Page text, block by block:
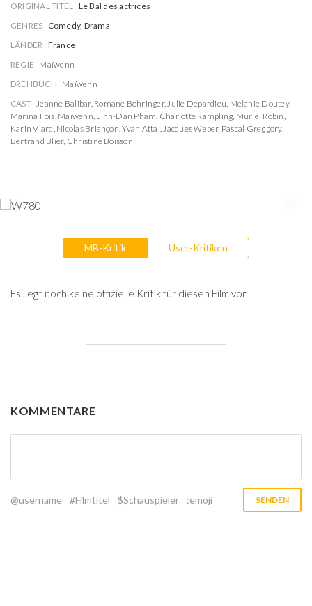
ORIGINAL TITEL Le Bal des actrices
GENRES Comedy, Drama
LÄNDER France
REGIE Maïwenn
DREHBUCH Maïwenn
CAST Jeanne Balibar, Romane Bohringer,Julie Depardieu, Mélanie Doutey,
Marina Foïs, Maïwenn, Linh-Dan Pham, Charlotte Rampling, Muriel Robin,
Karin Viard, Nicolas Briançon,Yvan Attal,Jacques Weber, Pascal Greggory,
Bertrand Blier, Christine Boisson
MB-Kritik User-Kritiken
Es liegt noch keine offizielle Kritik für diesen Film vor.
KOMMENTARE
@username #Filmtitel $Schauspieler :emoji